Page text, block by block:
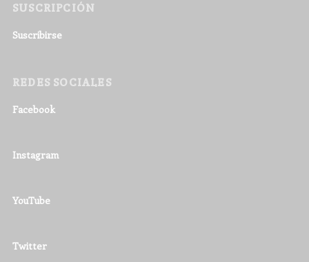
SUSCRIPCIÓN
Suscribirse
REDES SOCIALES
Facebook
Instagram
YouTube
Twitter